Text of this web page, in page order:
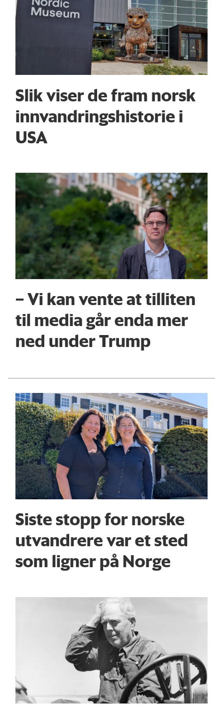
Slik viser de fram norsk
innvandringshistorie i
USA
– Vi kan vente at tilliten
til media går enda mer
ned under Trump
Siste stopp for norske
utvandrere var et sted
som ligner på Norge